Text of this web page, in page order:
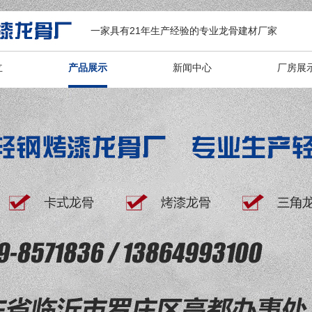
一家具有21年生产经验的专业龙骨建材厂家
产品展示 新闻中心 厂房展